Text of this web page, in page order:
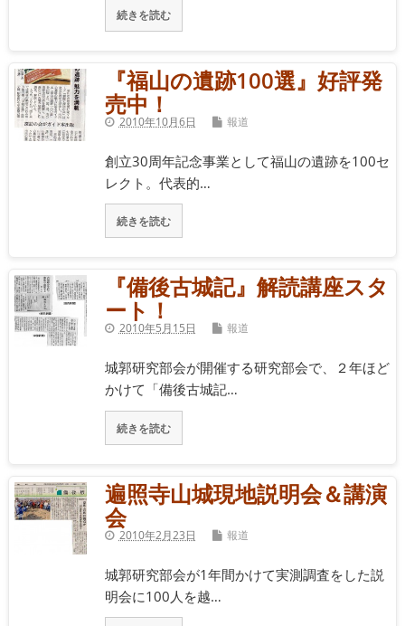
続きを読む
『福山の遺跡100選』好評発
売中！
2010年10月6日 報道
創立30周年記念事業として福山の遺跡を100セ
レクト。代表的…
続きを読む
『備後古城記』解読講座スタ
ート！
2010年5月15日 報道
城郭研究部会が開催する研究部会で、２年ほど
かけて「備後古城記…
続きを読む
遍照寺山城現地説明会＆講演
会
2010年2月23日 報道
城郭研究部会が1年間かけて実測調査をした説
明会に100人を越…